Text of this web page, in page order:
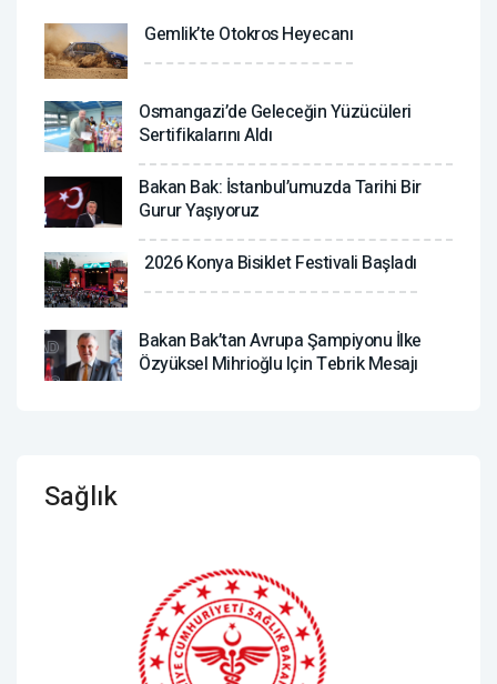
Gemlik’te Otokros Heyecanı
Osmangazi’de Geleceğin Yüzücüleri
Sertifikalarını Aldı
Bakan Bak: İstanbul’umuzda Tarihi Bir
Gurur Yaşıyoruz
2026 Konya Bisiklet Festivali Başladı
Bakan Bak’tan Avrupa Şampiyonu İlke
Özyüksel Mihrioğlu Için Tebrik Mesajı
Sağlık